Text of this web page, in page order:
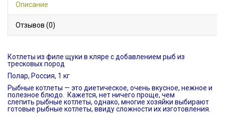
Описание
Отзывов (0)
Котлеты из филе щуки в кляре с добавлением рыб из
тресковых пород
Полар, Россия, 1 кг
Рыбные котлеты — это диетическое, очень вкусное, нежное и
полезное блюдо. Кажется, нет ничего проще, чем
слепить рыбные котлеты, однако, многие хозяйки выбирают
готовые рыбные котлеты, ввиду сложности их изготовления.